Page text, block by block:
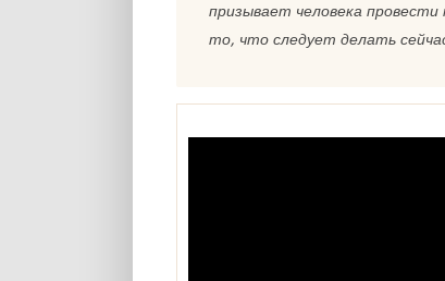
призывает человека
то, что следует делать